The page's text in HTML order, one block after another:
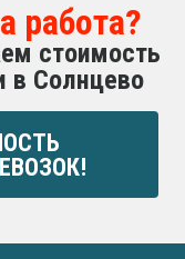
работа?
стоимость
в Солнцево